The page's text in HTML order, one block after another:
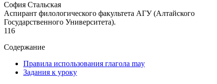
София Стальская
Аспирант филологического факультета АГУ (Алтайского
Государственного Университета).
116
Содержание
Правила использования глагола may
Задания к уроку